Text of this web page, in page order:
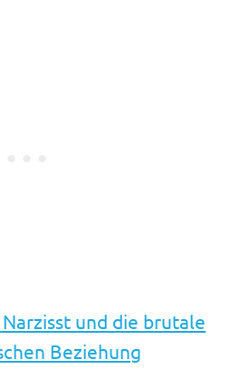
und die brutale
Beziehung